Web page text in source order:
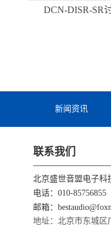
DCN-DISR-SR
新闻资讯
联系我们
北京盛世音盟电子科
电话：010-85756855
邮箱：
地址：北京市东城区